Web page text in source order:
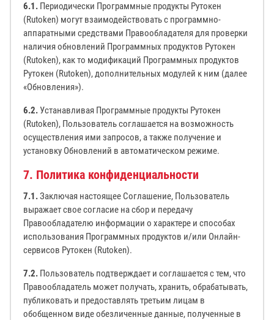
6.1. Периодически Программные продукты Рутокен
(Rutoken) могут взаимодействовать с программно-
аппаратными средствами Правообладателя для проверки
наличия обновлений Программных продуктов Рутокен
(Rutoken), как то модификаций Программных продуктов
Рутокен (Rutoken), дополнительных модулей к ним (далее
«Обновления»).
6.2.Устанавливая Программные продукты Рутокен
(Rutoken), Пользователь соглашается на возможность
осуществления ими запросов, а также получение и
установку Обновлений в автоматическом режиме.
7. Политика конфиденциальности
7.1.Заключая настоящее Соглашение, Пользователь
выражает свое согласие на сбор и передачу
Правообладателю информации о характере и способах
использования Программных продуктов и/или Онлайн-
сервисов Рутокен (Rutoken).
7.2. Пользователь подтверждает и соглашается с тем, что
Правообладатель может получать, хранить, обрабатывать,
публиковать и предоставлять третьим лицам в
обобщенном виде обезличенные данные, полученные в